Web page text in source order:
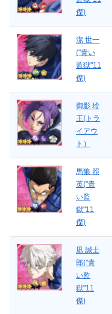
傑)
潔 世一
("青い
監獄"11
傑)
御影 玲
王(トラ
イアウ
ト）
馬狼 照
英("青
い監
獄"11
傑)
凪 誠士
郎("青
い監
獄"11
傑)